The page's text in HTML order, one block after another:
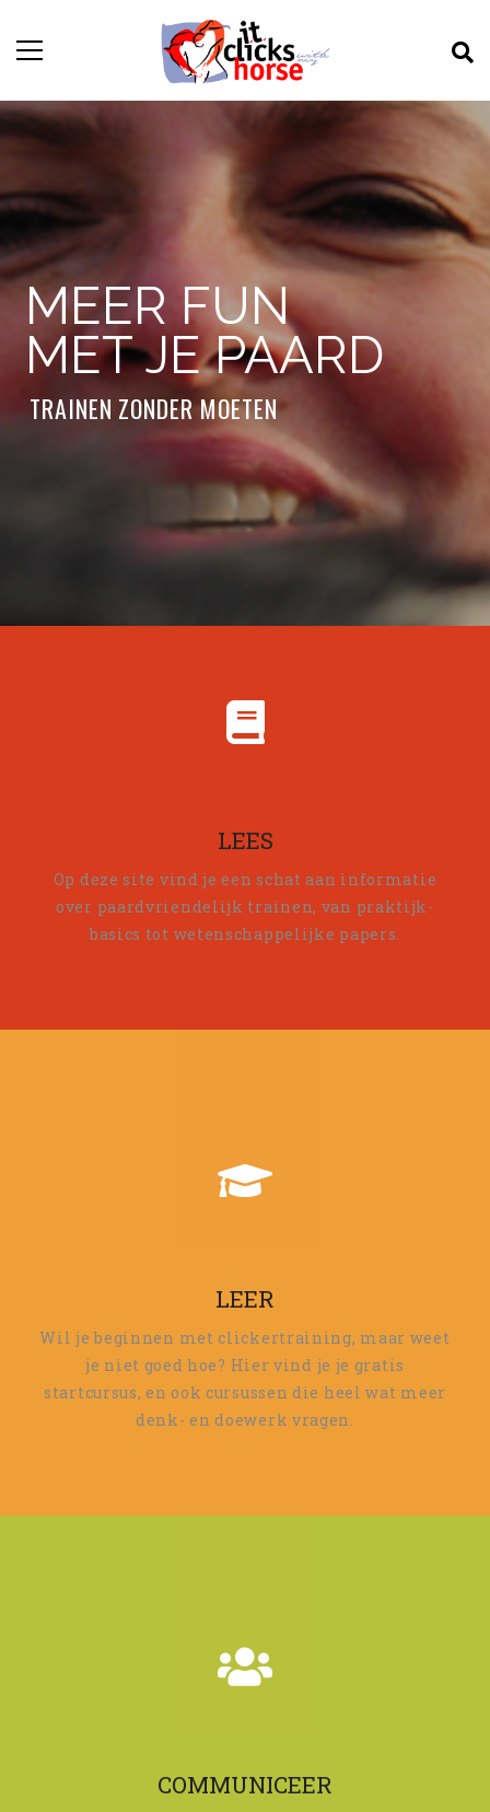
MET JE PAARD
TRAINEN ZONDER MOETEN
MEER FUN
LEES
Op deze site vind je een schat aan informatie
over paardvriendelijk trainen, van praktijk-
basics tot wetenschappelijke papers.
LEER
Wil je beginnen met clickertraining, maar weet
je niet goed hoe? Hier vind je je gratis
startcursus, en ook cursussen die heel wat meer
denk- en doewerk vragen.
COMMUNICEER